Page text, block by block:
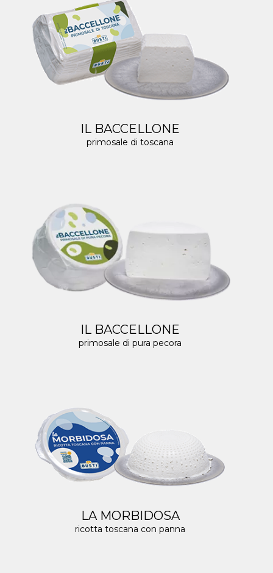
IL BACCELLONE
primosale di toscana
IL BACCELLONE
primosale di pura pecora
LA MORBIDOSA
ricotta toscana con panna